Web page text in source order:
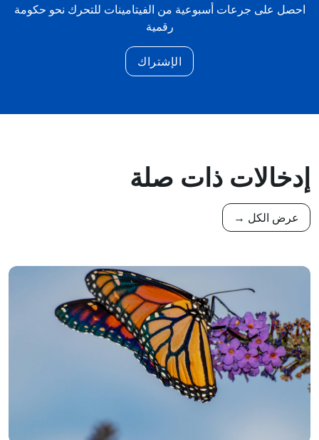
احصل على جرعات أسبوعية من الفيتامينات للتحرك نحو حكومة
رقمية
الإشتراك
إدخالات ذات صلة
عرض الكل →